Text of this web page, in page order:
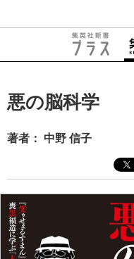
悪の脳科学
著者： 中野 信子